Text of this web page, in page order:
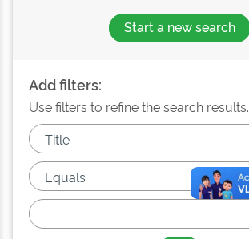
Start a new search
Add filters:
Use filters to refine the search results.